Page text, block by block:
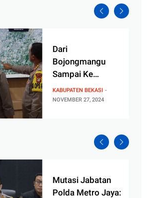
Dari
Bojongmangu
Sampai Ke
Muaragembong,
Kapolres Metro
Gabungan Berikan
KABUPATEN BEKASI
NOVEMBER 27, 2024
Mutasi Jabatan
Polda Metro Jaya: